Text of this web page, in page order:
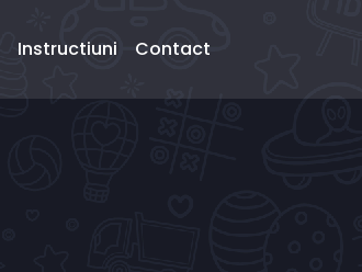
Instructiuni Contact